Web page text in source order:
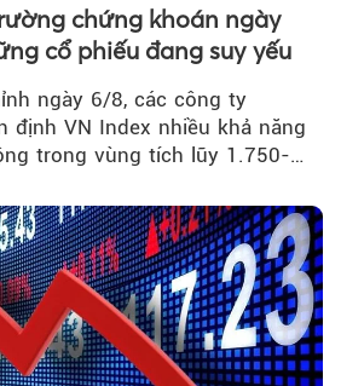
chứng khoán ngày
cổ phiếu đang suy yếu
ngày 6/8, các công ty
định VN Index nhiều khả năng
trong vùng tích lũy 1.750-